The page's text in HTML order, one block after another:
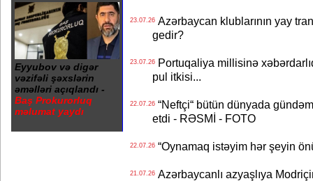
Eyyubov və digər
vəzifəli şəxslərin
əməlləri açıqlandı -
Baş Prokurorluq
məlumat yaydı
23.07.26Azərbaycan klublarının yay
gedir?
23.07.26Portuqaliya millisinə
pul itkisi...
22.07.26“Neftçi“ bütün dünyada
etdi - RƏSMİ - FOTO
22.07.26“Oynamaq istəyim hər şeyin
21.07.26Azərbaycanlı azyaşlıya